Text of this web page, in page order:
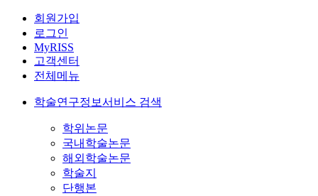
회원가입
로그인
MyRISS
고객센터
전체메뉴
학술연구정보서비스 검색
학위논문
국내학술논문
해외학술논문
학술지
단행본